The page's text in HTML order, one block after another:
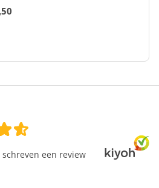
schreven een review